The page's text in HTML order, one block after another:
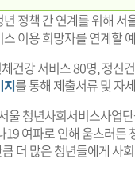
정책 간 연계를 위해
이용 희망자를 연계할
건강 서비스 80명, 정신
지를 통해 제출서류 및 자
울 청년사회서비스사업
여파로 인해 움츠러든
더 많은 청년들에게 사